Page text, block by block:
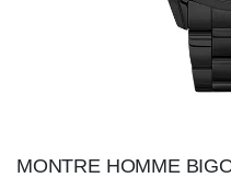
MONTRE HOMME